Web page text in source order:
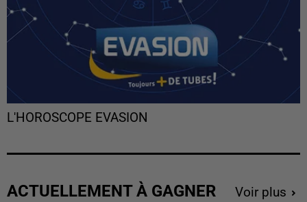
L'HOROSCOPE EVASION
ACTUELLEMENT À GAGNER Voir plus